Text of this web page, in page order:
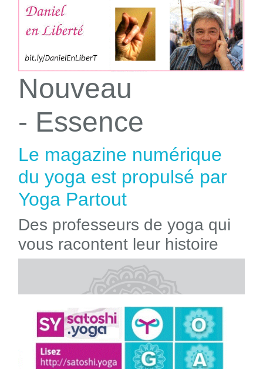
Nouveau
- Essence
Le magazine numérique
du yoga est propulsé par
Yoga Partout
Des professeurs de yoga qui
vous racontent leur histoire